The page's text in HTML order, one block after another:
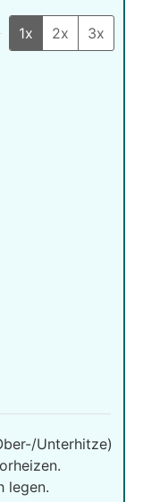
1x 2x 3x
Unterhitze)
legen.